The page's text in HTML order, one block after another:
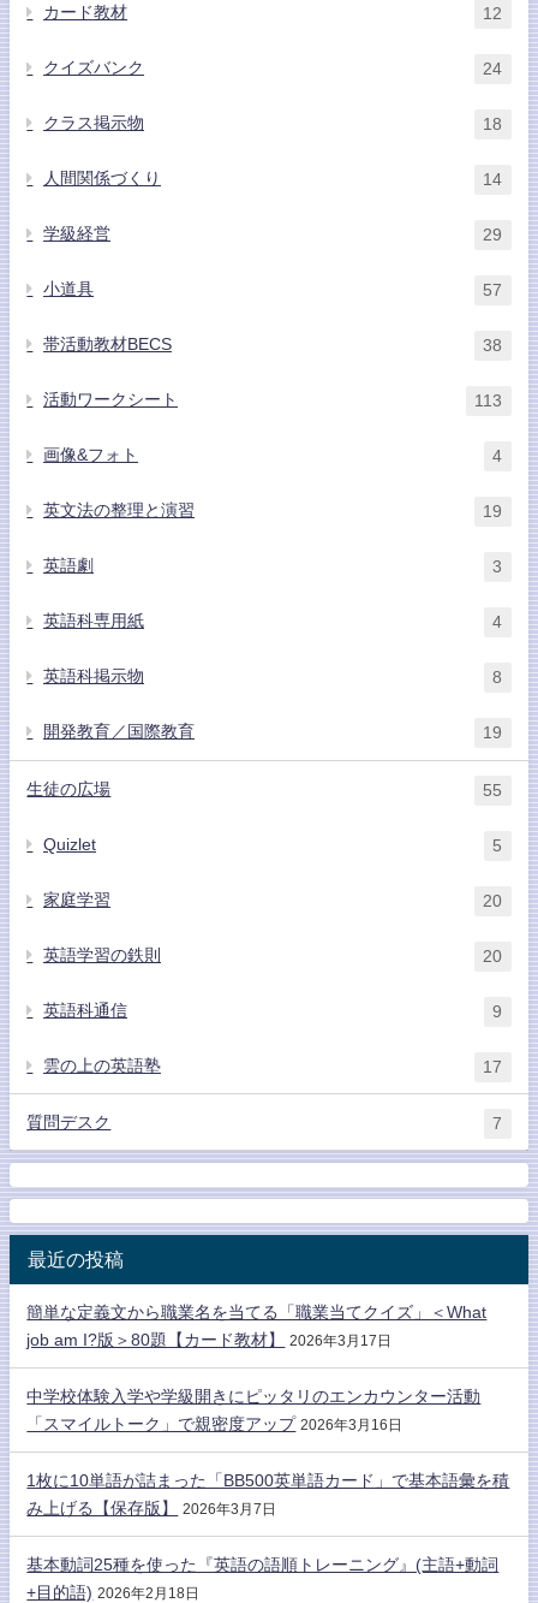
カード教材 12
クイズバンク 24
クラス掲示物 18
人間関係づくり 14
学級経営 29
小道具 57
帯活動教材BECS 38
活動ワークシート 113
画像&フォト 4
英文法の整理と演習 19
英語劇 3
英語科専用紙 4
英語科掲示物 8
開発教育／国際教育 19
生徒の広場 55
Quizlet 5
家庭学習 20
英語学習の鉄則 20
英語科通信 9
雲の上の英語塾 17
質問デスク 7
最近の投稿
簡単な定義文から職業名を当てる「職業当てクイズ」＜What
job am I?版＞80題【カード教材】
2026年3月17日
中学校体験入学や学級開きにピッタリのエンカウンター活動
「スマイルトーク」で親密度アップ 2026年3月16日
1枚に10単語が詰まった「BB500英単語カード」で基本語彙を積
み上げる【保存版】
2026年3月7日
基本動詞25種を使った『英語の語順トレーニング』(主語+動詞
+目的語) 2026年2月18日